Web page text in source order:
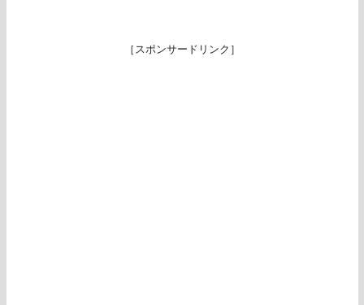
［スポンサードリンク］